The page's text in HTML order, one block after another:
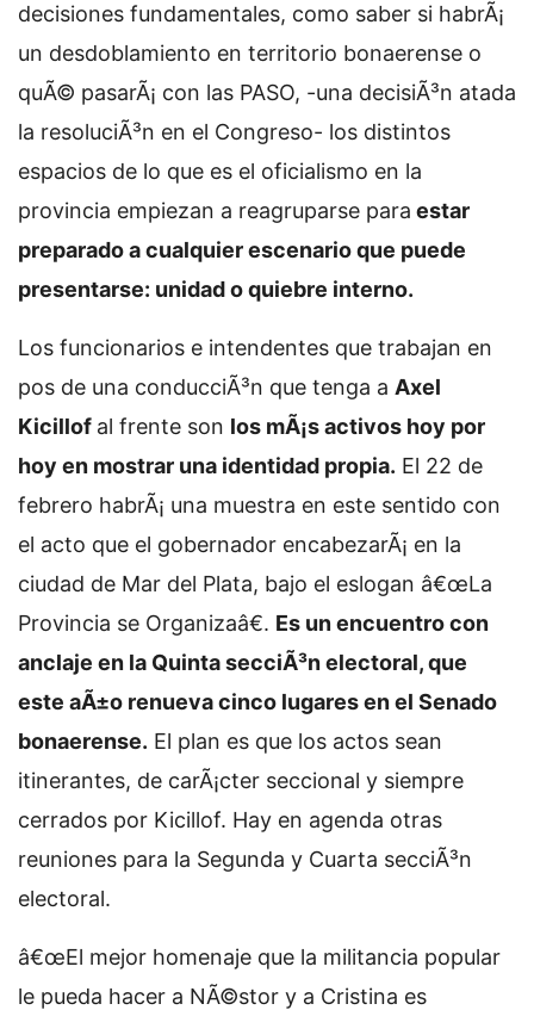
decisiones fundamentales, como saber si habrÃ¡
un desdoblamiento en territorio bonaerense o
quÃ© pasarÃ¡ con las PASO, -una decisiÃ³n atada
la resoluciÃ³n en el Congreso- los distintos
espacios de lo que es el oficialismo en la
provincia empiezan a reagruparse para estar
preparado a cualquier escenario que puede
presentarse: unidad o quiebre interno.
Los funcionarios e intendentes que trabajan en
pos de una conducciÃ³n que tenga a Axel
Kicillof al frente son los mÃ¡s activos hoy por
hoy en mostrar una identidad propia. El 22 de
febrero habrÃ¡ una muestra en este sentido con
el acto que el gobernador encabezarÃ¡ en la
ciudad de Mar del Plata, bajo el eslogan â€œLa
Provincia se Organizaâ€. Es un encuentro con
anclaje en la Quinta secciÃ³n electoral, que
este aÃ±o renueva cinco lugares en el Senado
bonaerense. El plan es que los actos sean
itinerantes, de carÃ¡cter seccional y siempre
cerrados por Kicillof. Hay en agenda otras
reuniones para la Segunda y Cuarta secciÃ³n
electoral.
â€œEl mejor homenaje que la militancia popular
le pueda hacer a NÃ©stor y a Cristina es